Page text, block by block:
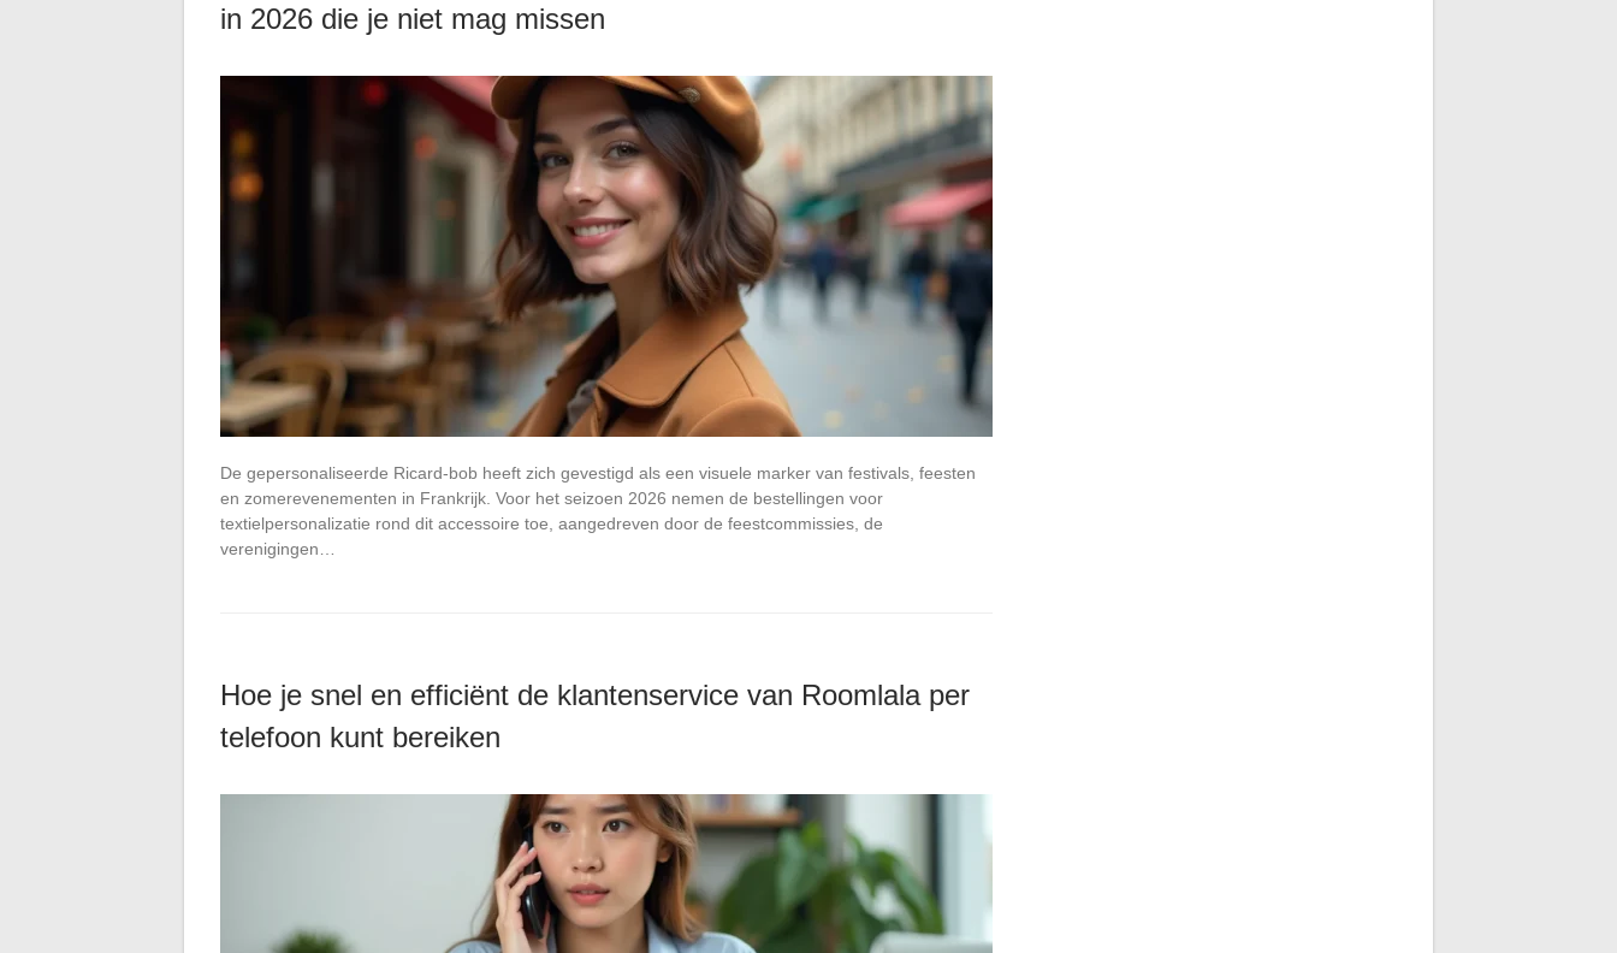
in 2026 die je niet mag missen
De gepersonaliseerde Ricard-bob heeft zich gevestigd als een visuele marker van festivals, feesten
en zomerevenementen in Frankrijk. Voor het seizoen 2026 nemen de bestellingen voor
textielpersonalizatie rond dit accessoire toe, aangedreven door de feestcommissies, de
verenigingen…
Hoe je snel en efficiënt de klantenservice van Roomlala per
telefoon kunt bereiken